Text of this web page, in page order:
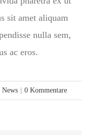
sit amet aliquam
nulla sem,
ac eros.
News 0 Kommentare